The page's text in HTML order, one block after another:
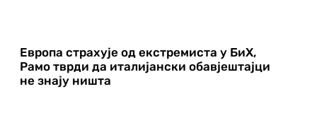
Европа страхује од екстремиста у БиХ,
Рамо тврди да италијански обавјештајци
не знају ништа